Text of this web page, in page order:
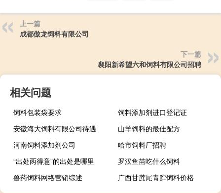
上一篇
成都傲龙饲料有限公司
下一篇
襄阳新希望六和饲料有限公司招聘
相关问题
饲料包装袋要求
饲料添加剂进口登记证
安徽海大饲料有限公司待遇
山羊饲料的最佳配方
河南饲料添加剂公司
哈市饲料厂招聘
“出处两得意”的出处是哪里
罗汉鱼苗吃什么饲料
兽药饲料网络营销综述
广西甘蔗尾青贮饲料价格